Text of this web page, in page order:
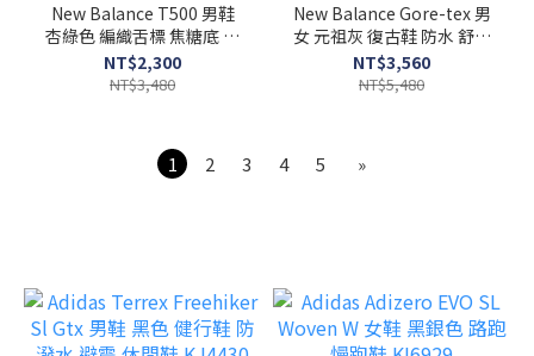
New Balance T500 男鞋
杏綠色 編織舌標 焦糖底 麂
皮 復古 休閒鞋 CT500DB
NT$2,300
NT$3,480
New Balance Gore-tex 男
女 元祖灰 復古鞋 防水 舒適
運動 休閒 慢跑鞋
M2002RXJ
NT$3,560
NT$5,480
1 2 3 4 5 »